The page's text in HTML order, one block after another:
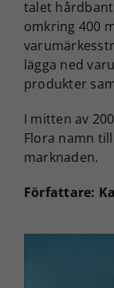
talet
omkring 400
lägga ned
produkter
I mitten av
Flora namn
marknaden.
Författare: